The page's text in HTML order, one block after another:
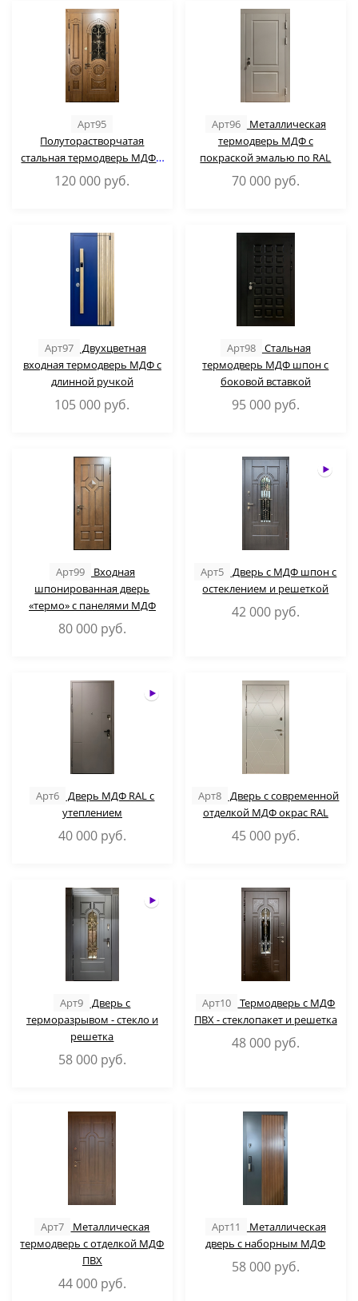
Арт95
Полуторастворчатая
стальная термодверь МДФ с
ковкой и стеклопакетом
120 000 руб.
Арт96
Металлическая
термодверь МДФ с
покраской эмалью по RAL
70 000 руб.
Арт97
Двухцветная
входная термодверь МДФ с
длинной ручкой
105 000 руб.
Арт98
Стальная
термодверь МДФ шпон с
боковой вставкой
95 000 руб.
Арт99
Входная
шпонированная дверь
«термо» с панелями МДФ
80 000 руб.
Арт5
Дверь с МДФ шпон с
остеклением и решеткой
42 000 руб.
Арт6
Дверь МДФ RAL с
утеплением
40 000 руб.
Арт8
Дверь с современной
отделкой МДФ окрас RAL
45 000 руб.
Арт9
Дверь с
терморазрывом - стекло и
решетка
58 000 руб.
Арт10
Термодверь с МДФ
ПВХ - стеклопакет и решетка
48 000 руб.
Арт7
Металлическая
термодверь с отделкой МДФ
ПВХ
44 000 руб.
Арт11
Металлическая
дверь с наборным МДФ
58 000 руб.